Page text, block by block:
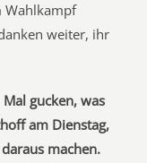
Wahlkampf
weiter, ihr
gucken, was
am Dienstag,
machen.